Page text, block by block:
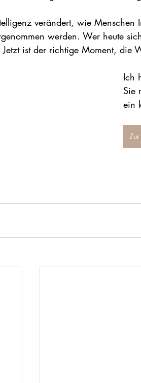
verändert, wie
werden. Wer heute
ist der richtige Moment, die
Ich
Sie
ein
Zur